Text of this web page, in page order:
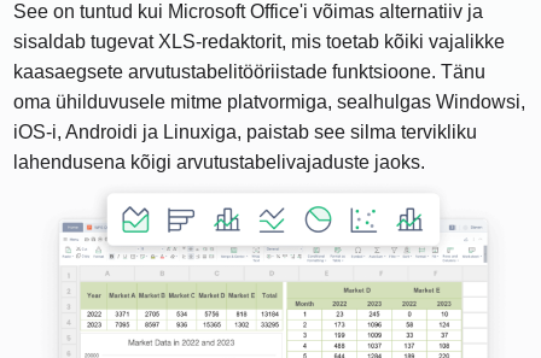
See on tuntud kui Microsoft Office'i võimas alternatiiv ja
sisaldab tugevat XLS-redaktorit, mis toetab kõiki vajalikke
kaasaegsete arvutustabelitööriistade funktsioone. Tänu
oma ühilduvusele mitme platvormiga, sealhulgas Windowsi,
iOS-i, Androidi ja Linuxiga, paistab see silma tervikliku
lahendusena kõigi arvutustabelivajaduste jaoks.